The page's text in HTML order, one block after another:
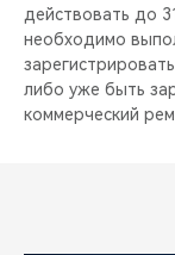
действовать до
необходимо
либо уже быть
коммерческий